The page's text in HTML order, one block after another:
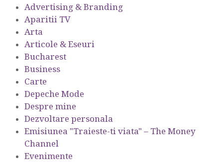
Advertising & Branding
Aparitii TV
Arta
Articole & Eseuri
Bucharest
Business
Carte
Depeche Mode
Despre mine
Dezvoltare personala
Emisiunea "Traieste-ti viata" – The Money
Channel
Evenimente